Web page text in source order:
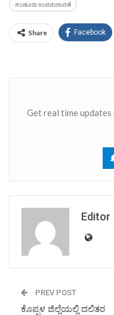
ಸಂಡೂರು ಉಪಚುನಾವಣೆ
Share Facebook
Get real time
Editor
PREV POST
ಕೊಪ್ಪಳ ಜಿಲ್ಲೆಯಲ್ಲಿ ದಲಿತರ